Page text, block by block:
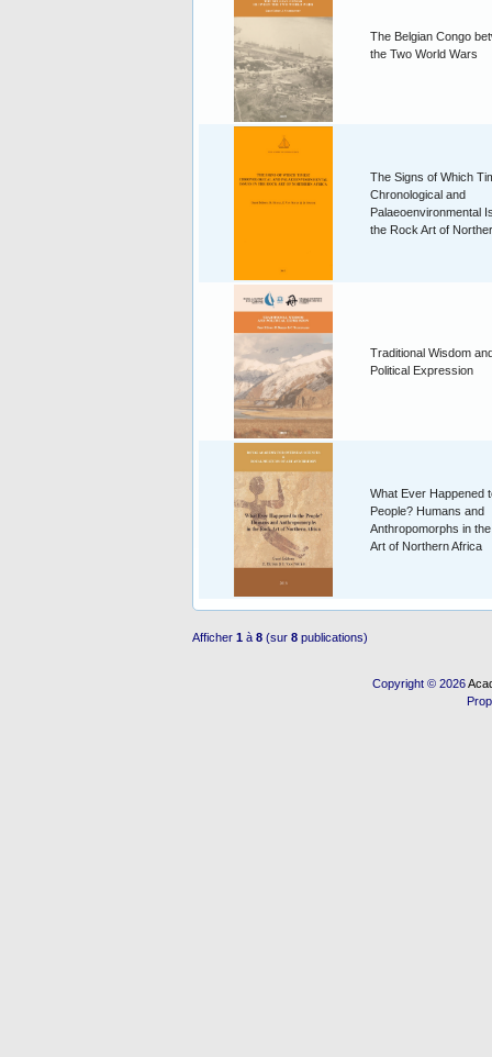
The Belgian Congo
the Two World Wars
The Signs of Which
Chronological and
Palaeoenvironmental
the Rock Art of
Traditional Wisdom
Political Expression
What Ever Happened
People? Humans and
Anthropomorphs in
Art of Northern Africa
Afficher 1 à 8 (sur 8 publications)
Copyright © 2026